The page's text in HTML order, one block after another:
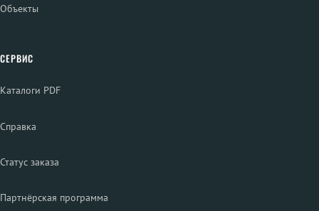
Объекты
СЕРВИС
Каталоги PDF
Справка
Статус заказа
Партнёрская программа